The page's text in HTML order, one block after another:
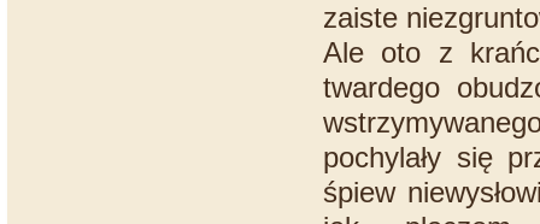
zaiste
Ale oto z
twardego
pochylały się
śpiew